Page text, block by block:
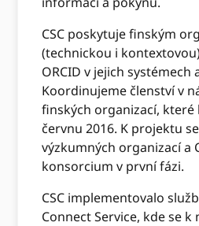
CSC poskytuje finským
(technickou i
ORCID v jejich systémech
Koordinujeme členství v
finských organizací, které
červnu 2016. K projektu
výzkumných organizací a
konsorcium v ​​první fázi.
CSC implementovalo
Connect Service, kde se